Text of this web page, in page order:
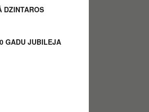
DZINTAROS
GADU JUBILEJA